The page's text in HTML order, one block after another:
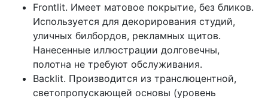
Frontlit. Имеет матовое покрытие, без бликов.
Используется для декорирования студий,
уличных билбордов, рекламных щитов.
Нанесенные иллюстрации долговечны,
полотна не требуют обслуживания.
Backlit. Производится из транслюцентной,
светопропускающей основы (уровень